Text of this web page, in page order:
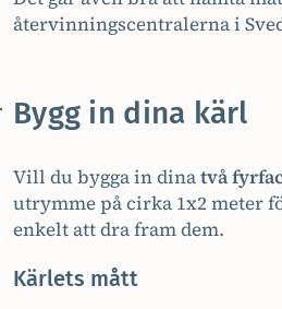
återvinningscentralerna i
Bygg in dina kärl
Vill du bygga in dinatvå
utrymme på cirka 1x2 meter
enkelt att dra fram dem.
Kärlets mått